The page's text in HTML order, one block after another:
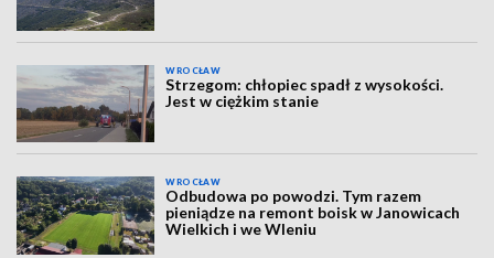
WROCŁAW
Strzegom: chłopiec spadł z wysokości.
Jest w ciężkim stanie
WROCŁAW
Odbudowa po powodzi. Tym razem
pieniądze na remont boisk w Janowicach
Wielkich i we Wleniu